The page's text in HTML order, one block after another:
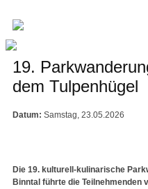
19.
dem Tulpenhügel
Datum: Samstag, 23.05.2026
Die 19. kulturell-kulinarische
Binntal führte die Teilnehmenden